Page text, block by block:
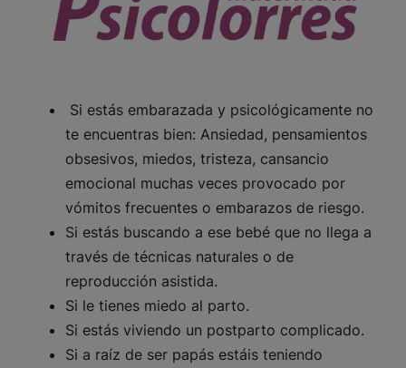
Si estás embarazada y psicológicamente no
te encuentras bien: Ansiedad, pensamientos
obsesivos, miedos, tristeza, cansancio
emocional muchas veces provocado por
vómitos frecuentes o embarazos de riesgo.
Si estás buscando a ese bebé que no llega a
través de técnicas naturales o de
reproducción asistida.
Si le tienes miedo al parto.
Si estás viviendo un postparto complicado.
Si a raíz de ser papás estáis teniendo